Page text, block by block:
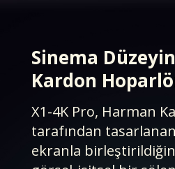
Sinema
Kardon
X1-4K Pro, Harman
tarafından
ekranla